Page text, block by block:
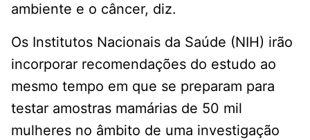
ambiente e o câncer, diz.
Os Institutos Nacionais da Saúde (NIH) irão
incorporar recomendações do estudo ao
mesmo tempo em que se preparam para
testar amostras mamárias de 50 mil
mulheres no âmbito de uma investigação